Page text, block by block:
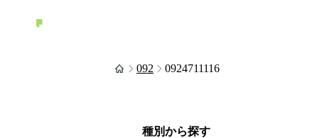
092 0924711116
種別から探す